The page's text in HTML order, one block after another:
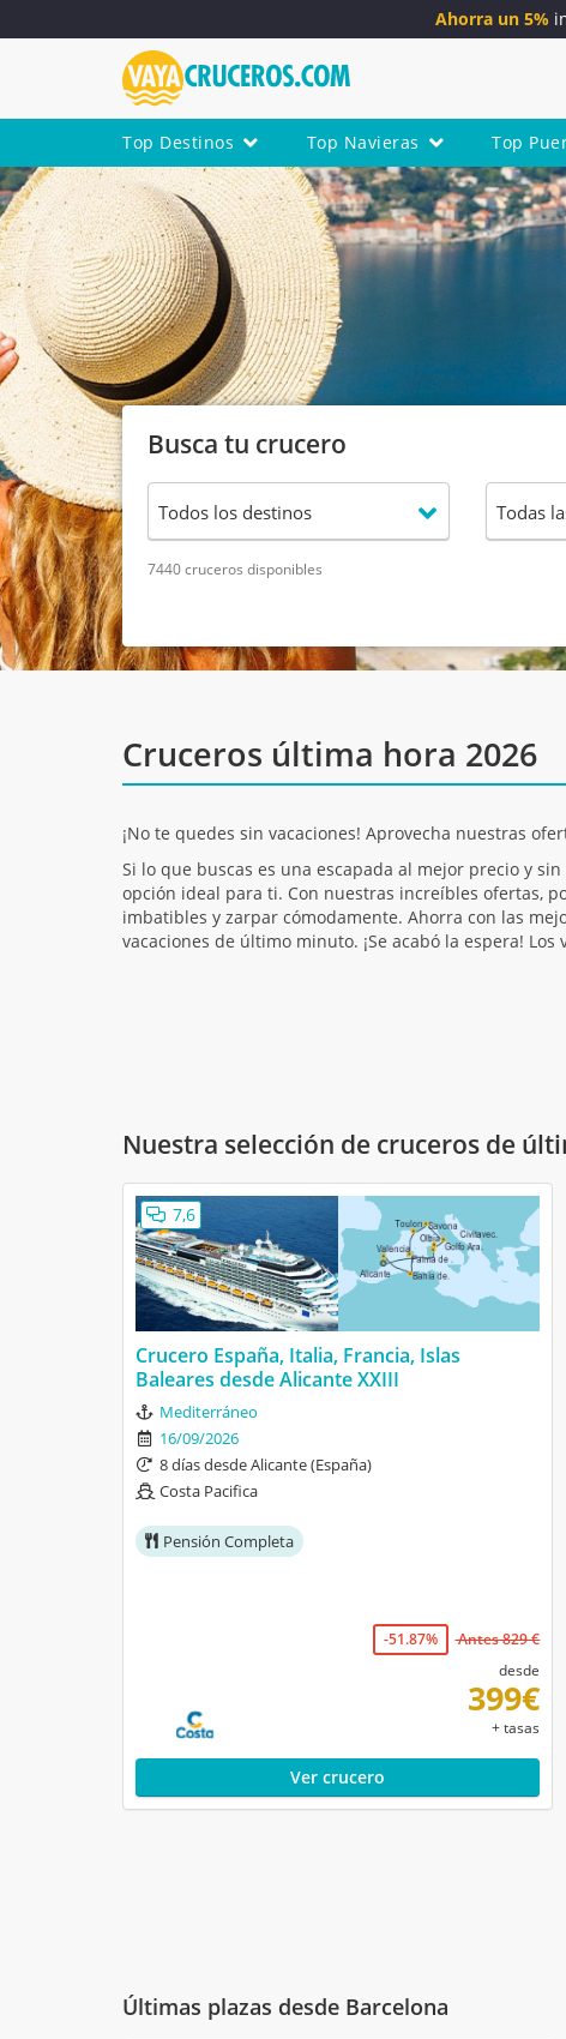
Ahorra un 5%
Top Destinos Top Navieras Top
Busca tu crucero
7440 cruceros disponibles
Cruceros última hora 2026
¡No te quedes sin vacaciones! Aprovecha nuestras
Si lo que buscas es una escapada al mejor precio y
opción ideal para ti. Con nuestras increíbles ofertas,
imbatibles y zarpar cómodamente. Ahorra con las
vacaciones de último minuto. ¡Se acabó la espera!
Nuestra selección de cruceros de
7,6
Crucero España, Italia, Francia, Islas
Baleares desde Alicante XXIII
Mediterráneo
16/09/2026
8 días desde Alicante (España)
Costa Pacifica
Pensión Completa
-51.87%
Antes 829 €
desde
399€
+ tasas
Ver crucero
Últimas plazas desde Barcelona